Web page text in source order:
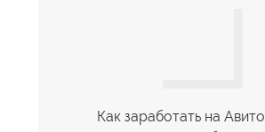
Как заработать на